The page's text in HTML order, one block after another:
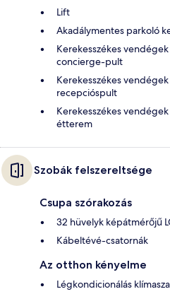
Lift
Akadálymentes parkoló
Kerekesszékes
concierge-pult
Kerekesszékes
recepcióspult
Kerekesszékes
étterem
Szobák felszereltsége
Csupa szórakozás
32 hüvelyk képátmérőjű
Kábeltévé-csatornák
Az otthon kényelme
Légkondicionálás